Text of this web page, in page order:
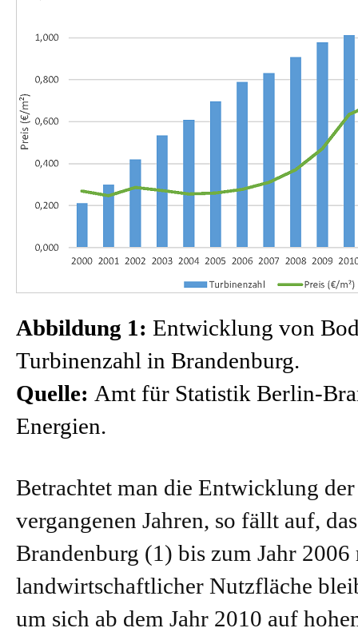
Abbildung 1: Entwicklung von
Turbinenzahl in Brandenburg.
Quelle: Amt für Statistik Berlin-
Energien.
Betrachtet man die Entwicklung
vergangenen Jahren, so fällt auf,
Brandenburg (1) bis zum Jahr
landwirtschaftlicher Nutzfläche
um sich ab dem Jahr 2010 auf